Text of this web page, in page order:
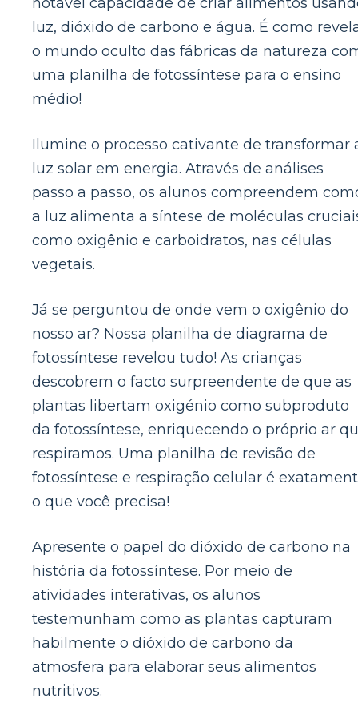
luz, dióxido de carbono e água. É como
o mundo oculto das fábricas da natureza
uma planilha de fotossíntese para o ensino
médio!
Ilumine o processo cativante de transformar
luz solar em energia. Através de análises
passo a passo, os alunos compreendem
a luz alimenta a síntese de moléculas
como oxigênio e carboidratos, nas células
vegetais.
Já se perguntou de onde vem o oxigênio do
nosso ar? Nossa planilha de diagrama de
fotossíntese revelou tudo! As crianças
descobrem o facto surpreendente de que as
plantas libertam oxigénio como subproduto
da fotossíntese, enriquecendo o próprio ar
respiramos. Uma planilha de revisão de
fotossíntese e respiração celular é
o que você precisa!
Apresente o papel do dióxido de carbono na
história da fotossíntese. Por meio de
atividades interativas, os alunos
testemunham como as plantas capturam
habilmente o dióxido de carbono da
atmosfera para elaborar seus alimentos
nutritivos.